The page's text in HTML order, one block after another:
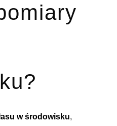
w środowisku,